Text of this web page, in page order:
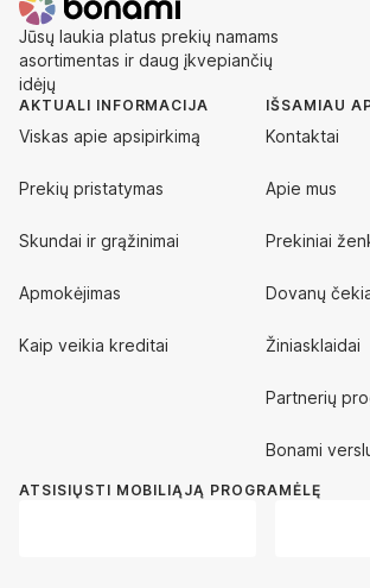
Jūsų laukia platus prekių namams
asortimentas ir daug įkvepiančių
idėjų
AKTUALI INFORMACIJA
Viskas apie apsipirkimą
Prekių pristatymas
Skundai ir grąžinimai
Apmokėjimas
Kaip veikia kreditai
IŠSAMIAU
Kontaktai
Apie mus
Prekiniai
Dovanų
Žiniasklaidai
Partnerių
Bonami
ATSISIŲSTI MOBILIĄJĄ PROGRAMĖLĘ